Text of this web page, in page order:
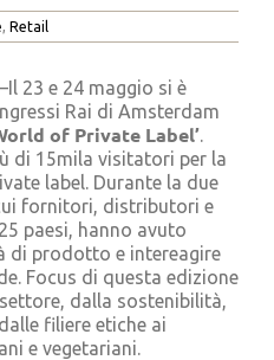
, Retail
23 e 24 maggio si è
Rai di Amsterdam
of Private Label’.
di 15mila visitatori per la
label. Durante la due
fornitori, distributori e
paesi, hanno avuto
di prodotto e intereagire
Focus di questa edizione
dalla sostenibilità,
filiere etiche ai
e vegetariani.